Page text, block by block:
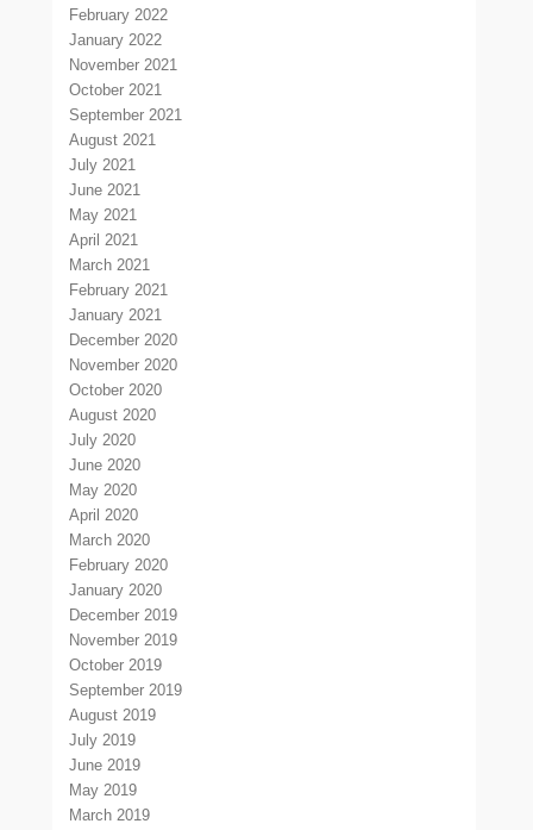
February 2022
January 2022
November 2021
October 2021
September 2021
August 2021
July 2021
June 2021
May 2021
April 2021
March 2021
February 2021
January 2021
December 2020
November 2020
October 2020
August 2020
July 2020
June 2020
May 2020
April 2020
March 2020
February 2020
January 2020
December 2019
November 2019
October 2019
September 2019
August 2019
July 2019
June 2019
May 2019
March 2019